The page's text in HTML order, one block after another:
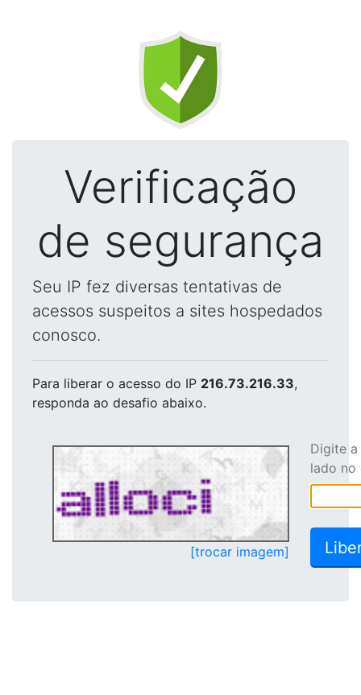
Verificação
de segurança
Seu IP fez diversas tentativas de
acessos suspeitos a sites hospedados
conosco.
Para liberar o acesso do IP 216.73.216.33,
responda ao desafio abaixo.
[trocar imagem]
Digite
lado no